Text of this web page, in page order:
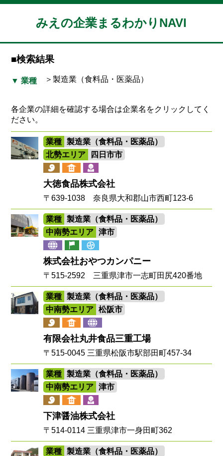
みえの企業まるわかりNAVI
■検索結果
▼ 業種 ＞製造業（食料品・医薬品）
各企業の詳細を確認する場合は企業名をクリックしてく
ださい。
業種
製造業（食料品・医薬品）
北勢エリア
四日市市
大徳食品株式会社
〒639-1038 奈良県大和郡山市西町123-6
業種
製造業（食料品・医薬品）
中南勢エリア
津市
株式会社おやつカンパニー
〒515-2592 三重県津市一志町田尻420番地
業種
製造業（食料品・医薬品）
中南勢エリア
松阪市
有限会社丸井食品三重工場
〒515-0045 三重県松阪市駅部田町457-34
業種
製造業（食料品・医薬品）
中南勢エリア
津市
下津醤油株式会社
〒514-0114 三重県津市一身田町362
業種
製造業（食料品・医薬品）